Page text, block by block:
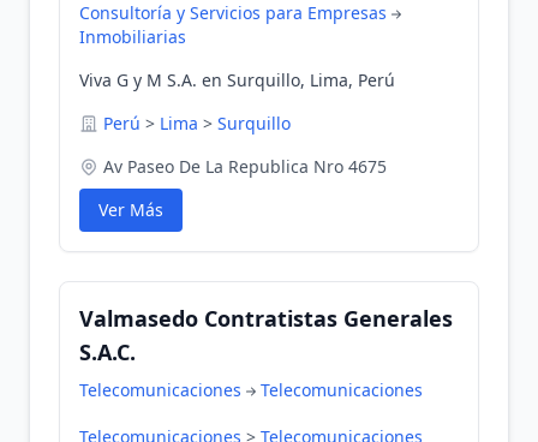
Consultoría y Servicios para Empresas
Inmobiliarias
Viva G y M S.A. en Surquillo, Lima, Perú
Perú > Lima > Surquillo
Av Paseo De La Republica Nro 4675
Ver Más
Valmasedo Contratistas Generales
S.A.C.
Telecomunicaciones Telecomunicaciones
Telecomunicaciones > Telecomunicaciones